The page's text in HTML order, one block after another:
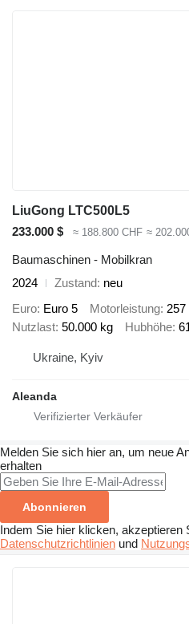
LiuGong LTC500L5
233.000 $
≈ 188.800 CHF ≈
Baumaschinen - Mobilkran
2024
Zustand neu
Euro Euro 5 Motorleistung
Nutzlast 50.000 kg Hubhöhe
Ukraine, Kyiv
Aleanda
Melden Sie sich hier an, um neue
erhalten
Abonnieren
Indem Sie hier klicken, akzeptieren
Datenschutzrichtlinien und